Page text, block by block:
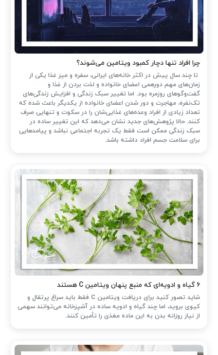
چرا افراد تنها دچار کمبود ویتامین می‌شوند؟
تا چند سال پیش در اکثر خانه‌های ایرانی، سفره و میز غذا یکی از
زمان‌های مهم دورهمی اعضای خانواده و لذت بردن از غذا و
گفت‌وگوهای روزمره بود. اما تغییر سبک زندگی و افزایش زندگی‌های
تک‌نفره، مهاجرت و دور شدن اعضای خانواده از یکدیگر باعث شده که
تعداد زیادی از افراد وعده‌های غذایی‌شان را در سکوت و تنهایی صرف
کنند. حالا پژوهش‌های جدید نشان می‌دهد که این تغییر ساده در
سبک زندگی ممکن است فقط یک تجربه اجتماعی نباشد و پیامدهایی
برای سلامت جسم افراد داشته باشد.
۶ گیاه و ادویه‌ای که منبع پنهان ویتامین C هستند
شاید تصور کنید برای دریافت ویتامین C فقط باید سراغ پرتقال و
کیوی بروید، اما چند گیاه و ادویه ساده در آشپزخانه می‌توانند سهمی
از نیاز روزانه بدن به این ماده مغذی را تأمین کنند.